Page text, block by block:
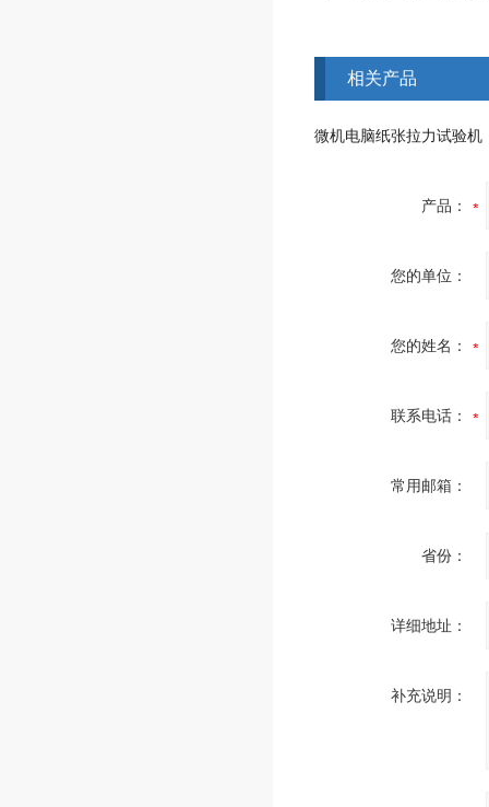
相关产品
微机电脑纸张拉力试验机
产品：
您的单位：
您的姓名：
联系电话：
常用邮箱：
省份：
详细地址：
补充说明：